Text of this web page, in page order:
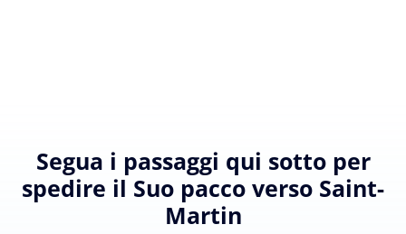
Segua i passaggi qui sotto per
spedire il Suo pacco verso Saint-
Martin